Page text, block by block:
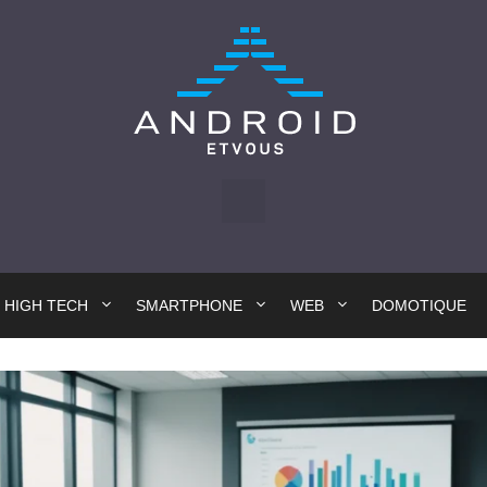
HIGH TECH SMARTPHONE WEB DOMOTIQUE